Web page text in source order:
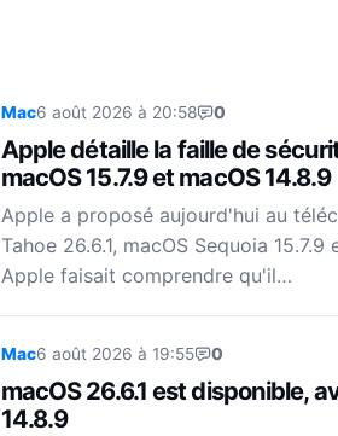
Mac6 août 2026 à 20:58 0
Apple détaille la faille de
macOS 15.7.9 et macOS 14.8.9
Apple a proposé aujourd'hui au
Tahoe 26.6.1, macOS Sequoia
Apple faisait comprendre qu'il…
Mac6 août 2026 à 19:55 0
macOS 26.6.1 est disponible,
14.8.9